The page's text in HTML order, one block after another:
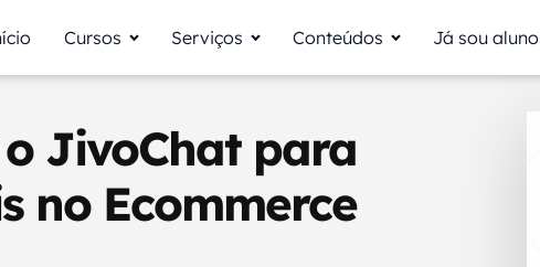
Cursos Serviços Conteúdos Já sou aluno
JivoChat para
no Ecommerce